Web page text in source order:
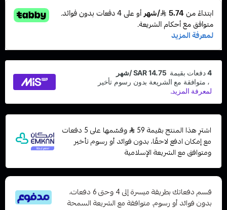
اشترِ هذا المنتج بقيمة 59
وقسّمها على 5 دفعات
مع إمكان ادفع لاحقًا، بدون فوائد أو رسوم تأخير
ومتوافق مع الشريعة الإسلامية
قسم دفعاتك بطريقة ميسرة إلى 4 وحتى 6 دفعات،
بدون فوائد أو رسوم. متوافقة مع الشريعة السمحة